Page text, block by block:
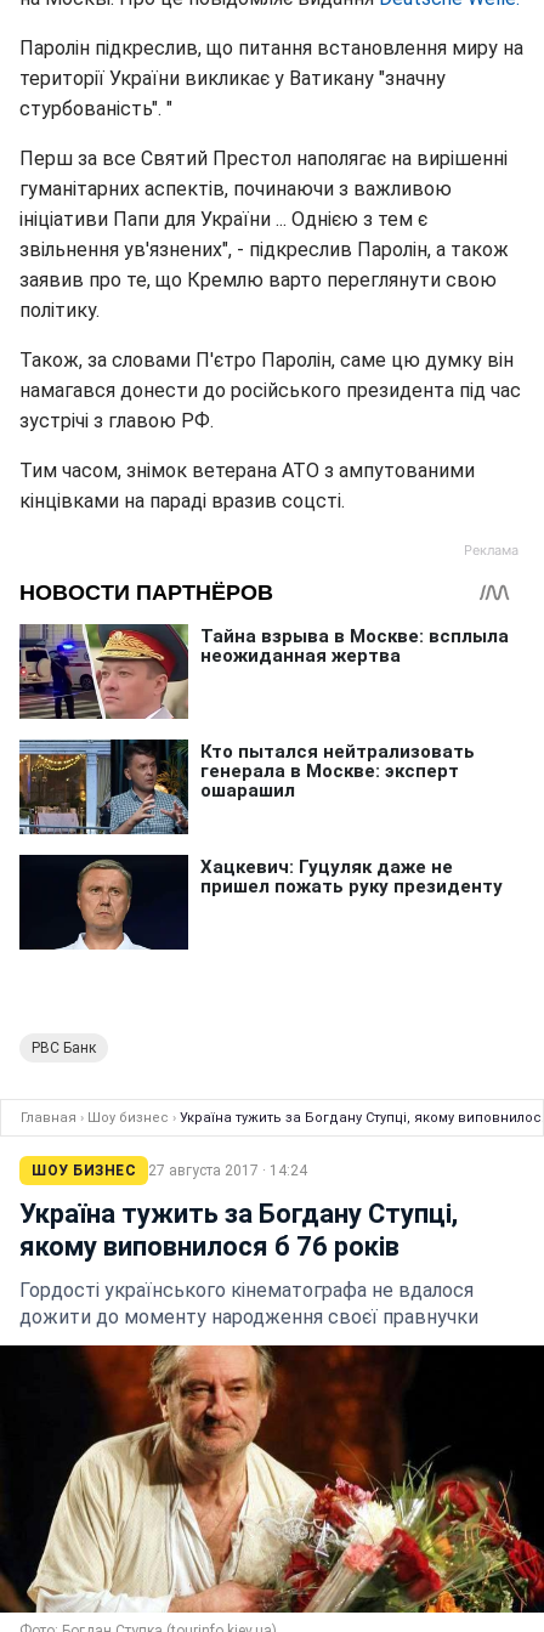
Паролін підкреслив, що питання встановлення миру на
території України викликає у Ватикану "значну
стурбованість". "
Перш за все Святий Престол наполягає на вирішенні
гуманітарних аспектів, починаючи з важливою
ініціативи Папи для України ... Однією з тем є
звільнення ув'язнених", - підкреслив Паролін, а також
заявив про те, що Кремлю варто переглянути свою
політику.
Також, за словами П'єтро Паролін, саме цю думку він
намагався донести до російського президента під час
зустрічі з главою РФ.
Тим часом, знімок ветерана АТО з ампутованими
кінцівками на параді вразив соцсті.
РВС Банк
Главная › Шоу бизнес › Україна тужить за Богдану Ступці, якому
ШОУ БИЗНЕС 27 августа 2017 · 14:24
Україна тужить за Богдану Ступці,
якому виповнилося б 76 років
Гордості українського кінематографа не вдалося
дожити до моменту народження своєї правнучки